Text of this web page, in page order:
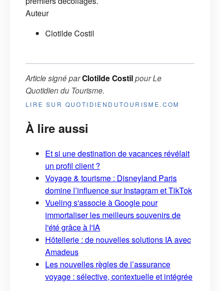
Auteur
Clotilde Costil
Article signé parClotilde CostilpourLe
Quotidien du Tourisme.
LIRE SUR QUOTIDIENDUTOURISME.COM
À lire aussi
Et si une destination de vacances révélait
un profil client ?
Voyage & tourisme : Disneyland Paris
domine l’influence sur Instagram et TikTok
Vueling s'associe à Google pour
immortaliser les meilleurs souvenirs de
l'été grâce à l'IA
Hôtellerie : de nouvelles solutions IA avec
Amadeus
Les nouvelles règles de l’assurance
voyage : sélective, contextuelle et intégrée